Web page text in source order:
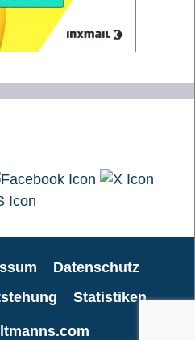
Datenschutz
Statistiken